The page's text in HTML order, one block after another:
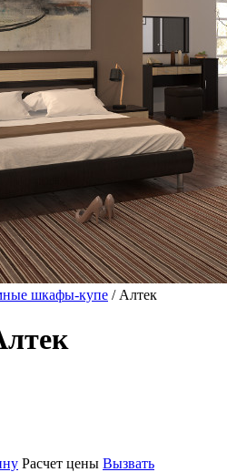
шкафы-купе / Алтек
Расчет цены Вызвать